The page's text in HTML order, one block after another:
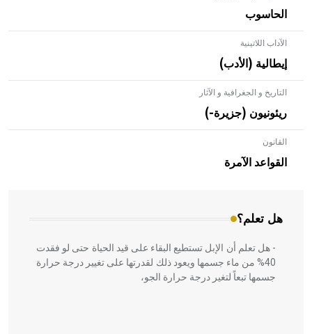
الحاسوب
الآداب اللاتينية
إيطالية (الأدب)
التاريخ و الجغرافية و الآثار
ريئونيون (جزيرة-)
القانون
القواعد الآمرة
هل تعلم؟
- هل تعلم أن الأبلق نوع من الفنون الهندسية التي ارتبطت
بالعمارة الإسلامية في بلاد الشام ومصر خاصة، حيث يحرص
المعمار على بناء مداميكه وخاصة في الواجهات
- هل تعلم أن الإبل تستطيع البقاء على قيد الحياة حتى لو فقدت
40% من ماء جسمها ويعود ذلك لقدرتها على تغيير درجة حرارة
جسمها تبعاً لتغير درجة حرارة الجو،